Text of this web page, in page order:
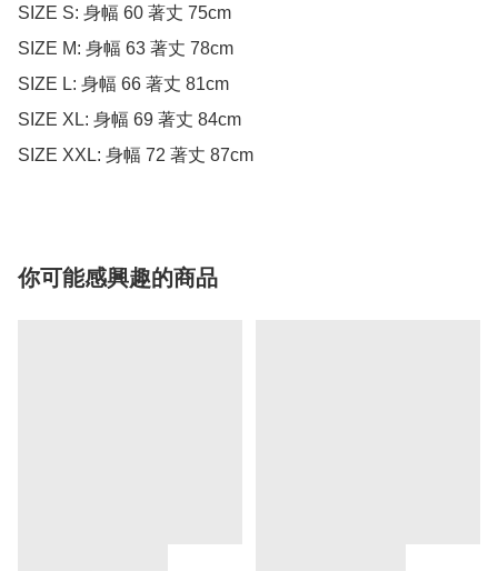
SIZE S: 身幅 60 著丈 75cm
SIZE M: 身幅 63 著丈 78cm
SIZE L: 身幅 66 著丈 81cm
SIZE XL: 身幅 69 著丈 84cm
SIZE XXL: 身幅 72 著丈 87cm
你可能感興趣的商品